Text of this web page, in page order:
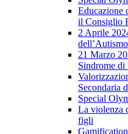
Educazione
il Consiglio
2 Aprile
dell’Autismo
21 Marzo
Sindrome
Secondaria
Special
La violenza
figli